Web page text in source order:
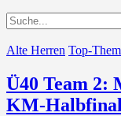
Alte Herren Top-
Ü40 Team 2:
KM-